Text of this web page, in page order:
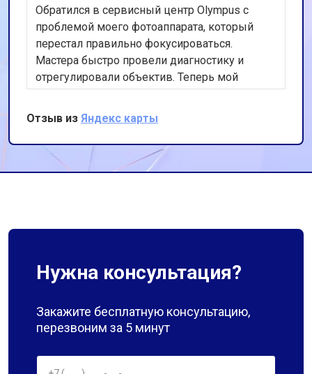
Обратился в сервисный центр Olympus с
проблемой моего фотоаппарата, который
перестал правильно фокусироваться.
Мастера быстро провели диагностику и
отрегулировали объектив. Теперь мой
фотоаппарат работает идеально. Спасибо за
оперативность и качественную работу!
Отзыв из Яндекс карты
Нужна консультация?
Закажите бесплатную консультацию,
перезвоним за 5 минут